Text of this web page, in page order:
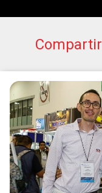
Compartir